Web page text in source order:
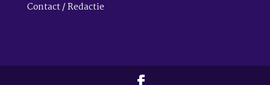
Contact / Redactie